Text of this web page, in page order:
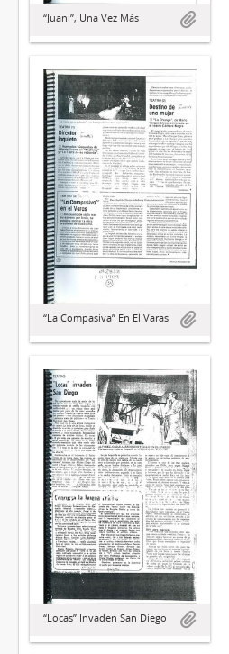
“Juani”, Una Vez Más
“La Compasiva” En El Varas
“Locas” Invaden San Diego